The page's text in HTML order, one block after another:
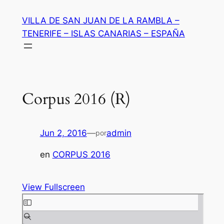
contenido
VILLA DE SAN JUAN DE LA RAMBLA –
TENERIFE – ISLAS CANARIAS – ESPAÑA
Corpus 2016 (R)
Jun 2, 2016—poradmin
en CORPUS 2016
View Fullscreen
Saltar
al